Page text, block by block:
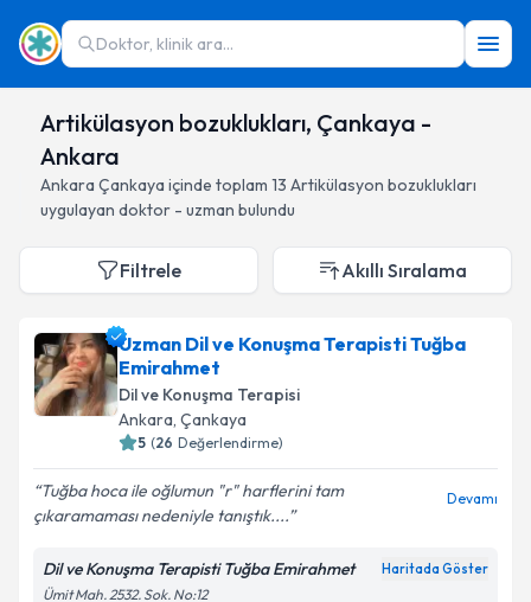
Doktor, klinik ara...
Artikülasyon bozuklukları, Çankaya -
Ankara
Ankara Çankaya içinde toplam 13 Artikülasyon bozuklukları
uygulayan doktor - uzman bulundu
Filtrele Akıllı Sıralama
Uzman Dil ve Konuşma Terapisti Tuğba
Emirahmet
Dil ve Konuşma Terapisi
Ankara, Çankaya
5 (26 Değerlendirme)
Tuğba hoca ile oğlumun "r" harflerini tam
çıkaramaması nedeniyle tanıştık....
Devamı
Dil ve Konuşma Terapisti Tuğba Emirahmet Haritada Göster
Ümit Mah. 2532. Sok. No:12